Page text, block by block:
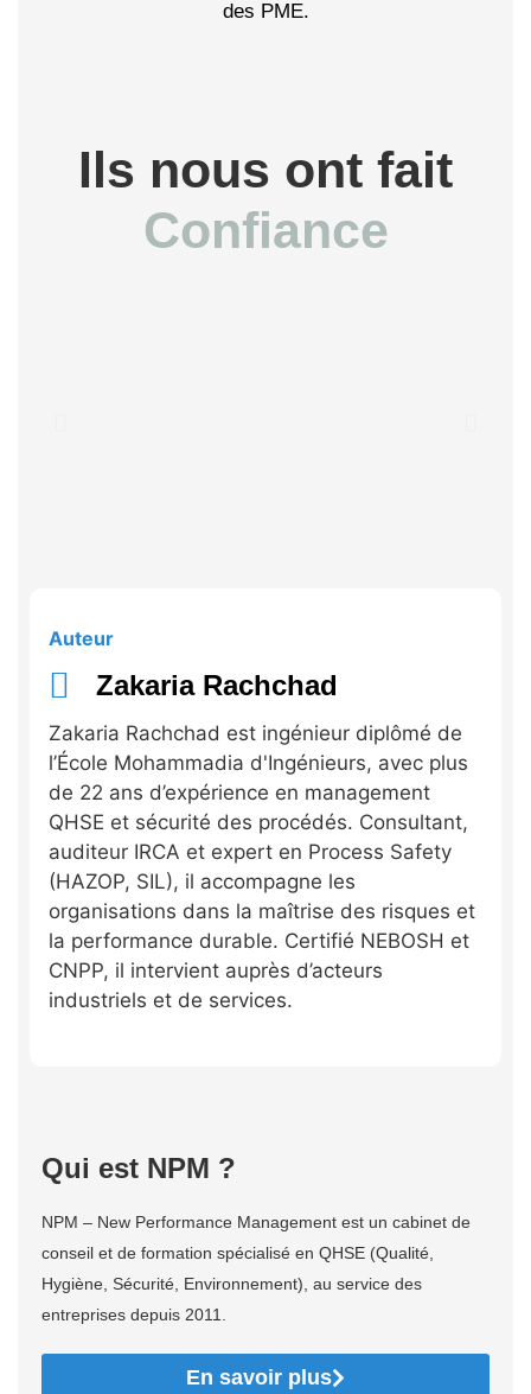
des PME.
Ils nous ont fait
Confiance
Auteur
Zakaria Rachchad
Zakaria Rachchad est ingénieur diplômé de
l’École Mohammadia d'Ingénieurs, avec plus
de 22 ans d’expérience en management
QHSE et sécurité des procédés. Consultant,
auditeur IRCA et expert en Process Safety
(HAZOP, SIL), il accompagne les
organisations dans la maîtrise des risques et
la performance durable. Certifié NEBOSH et
CNPP, il intervient auprès d’acteurs
industriels et de services.
Qui est NPM ?
NPM – New Performance Management est un cabinet de
conseil et de formation spécialisé en QHSE (Qualité,
Hygiène, Sécurité, Environnement), au service des
entreprises depuis 2011.
En savoir plus